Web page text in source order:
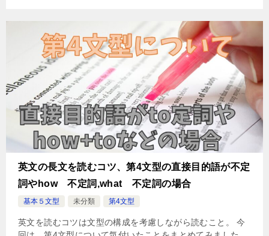
英文の長文を読むコツ、第4文型の直接目的語が不定
詞やhow 不定詞,what 不定詞の場合
基本５文型 未分類 第4文型
英文を読むコツは文型の構成を考慮しながら読むこと。 今